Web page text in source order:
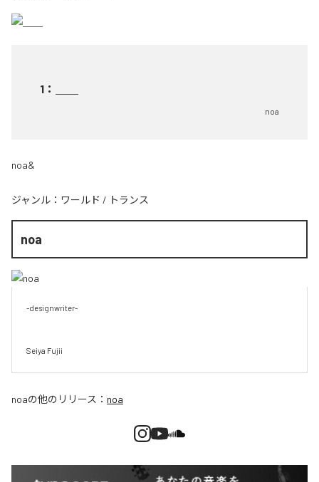
1 ：
noa
noa&
ジャンル： ワールド / トランス
noa
-designwriter-
Seiya Fujii
noaの他のリリース： noa